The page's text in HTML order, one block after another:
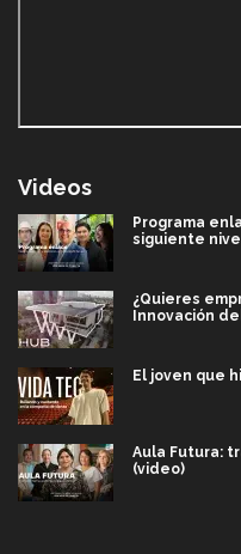
Videos
Programa
siguiente
¿Quieres
Innovación
El joven que
Aula Futura:
(video)